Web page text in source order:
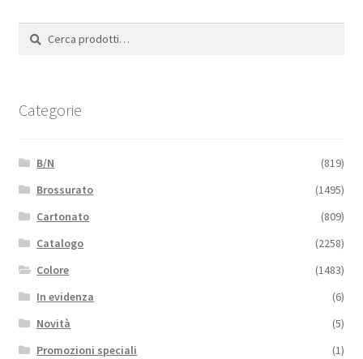
Cerca:
Cerca
Categorie
B/N
(819)
Brossurato
(1495)
Cartonato
(809)
Catalogo
(2258)
Colore
(1483)
In evidenza
(6)
Novità
(5)
Promozioni speciali
(1)